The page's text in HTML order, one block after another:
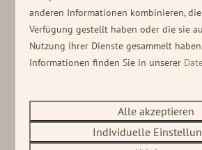
Spielplatz und
anderen Informationen kombinieren,
Verfügung gestellt haben oder die sie
Nutzung ihrer Dienste gesammelt
Informationen finden Sie in unserer
Alle akzeptieren
Individuelle